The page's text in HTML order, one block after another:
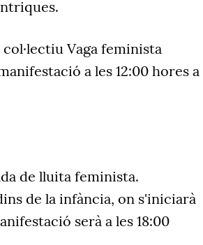
Vaga feminista
a les 12:00 hores a
de lluita feminista.
de la infància, on s'iniciarà
serà a les 18:00